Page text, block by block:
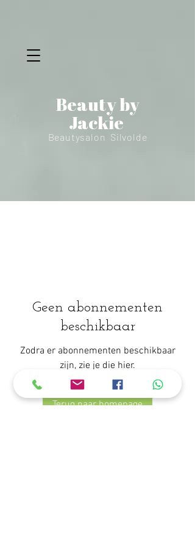
Beauty by
Jackie
Beautysalon Silvolde
Geen abonnementen
beschikbaar
Zodra er abonnementen beschikbaar
zijn, zie je die hier.
Terug naar homepage